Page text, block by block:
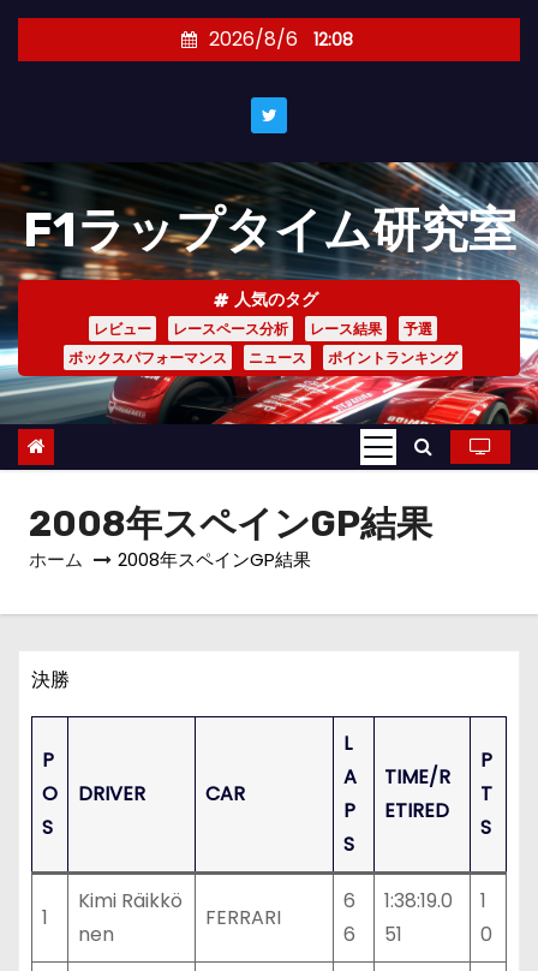
キ
ッ
プ
2026/8/6 12:08
F1ラップタイム研究室
人気のタグ
レビュー レースペース分析 レース結果
予選
ボックスパフォーマンス
ニュース ポイントランキング
2008年スペインGP結果
ホーム 2008年スペインGP結果
決勝
P
O
S
DRIVER CAR
L
A
P
S
TIME/R
ETIRED
P
T
S
1
Kimi Räikkö
nen
FERRARI
6
6
1:38:19.0
51
1
0